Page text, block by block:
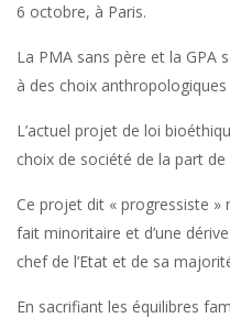
6 octobre, à Paris.
La PMA sans père et la GPA
à des choix
L’actuel projet de loi
choix de société de la part de
Ce projet dit « progressiste »
fait minoritaire et d’une
chef de l’Etat et de sa
En sacrifiant les équilibres